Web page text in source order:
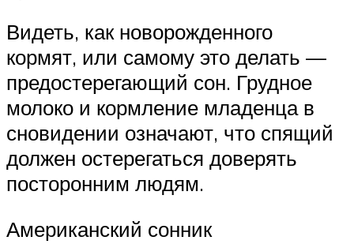
Видеть, как новорожденного
кормят, или самому это делать —
предостерегающий сон. Грудное
молоко и кормление младенца в
сновидении означают, что спящий
должен остерегаться доверять
посторонним людям.
Американский сонник